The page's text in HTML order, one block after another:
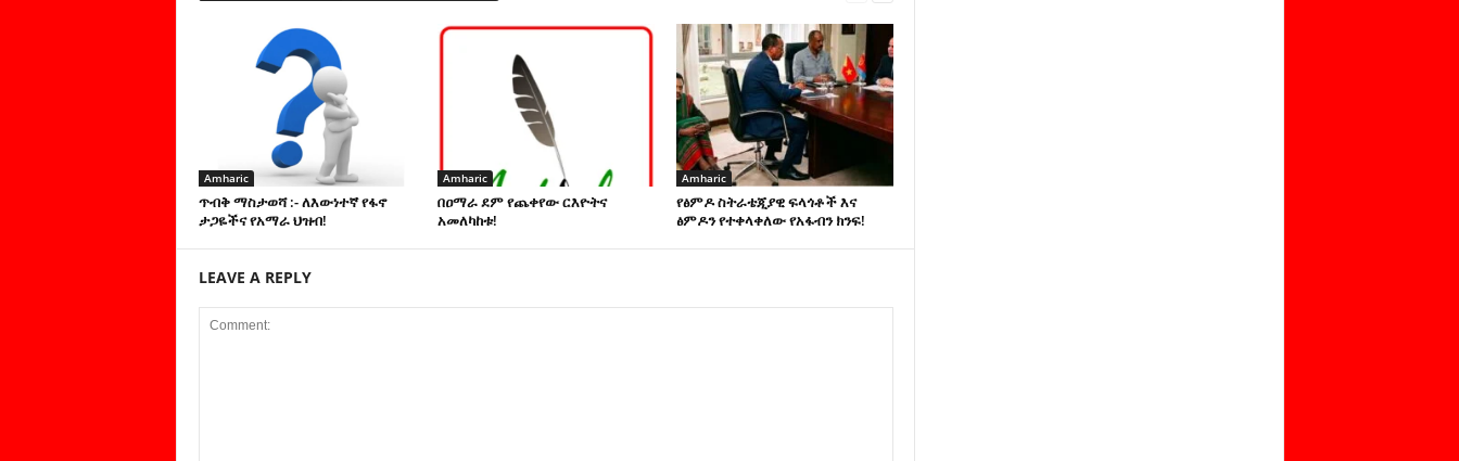
Amharic
ጥብቅ ማስታወሻ :- ለእውነተኛ የፋኖ
ታጋዬችና የአማራ ህዝብ!
Amharic
በዐማራ ደም የጨቀየው ርእዮትና
አመለካከቱ!
Amharic
የፅምዶ ስትራቴጂያዊ ፍላጎቶች እና
ፅምዶን የተቀላቀለው የአፋብን ክንፍ!
LEAVE A REPLY